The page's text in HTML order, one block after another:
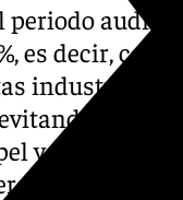
periodo
es decir,
industriales
el
y cartón, 58
y tres de